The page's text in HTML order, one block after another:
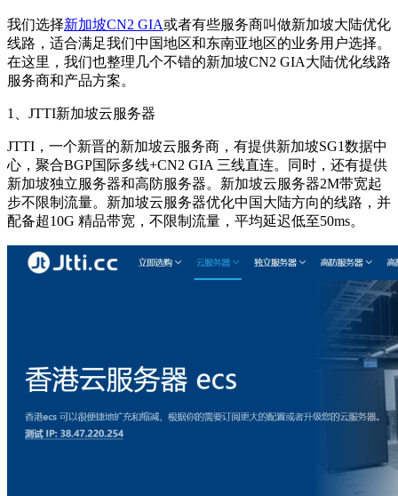
我们选择新加坡CN2 GIA或者有些服务商叫做新加坡大陆优化
线路，适合满足我们中国地区和东南亚地区的业务用户选择。
在这里，我们也整理几个不错的新加坡CN2 GIA大陆优化线路
服务商和产品方案。
1、JTTI新加坡云服务器
JTTI，一个新晋的新加坡云服务商，有提供新加坡SG1数据中
心，聚合BGP国际多线+CN2 GIA 三线直连。同时，还有提供
新加坡独立服务器和高防服务器。新加坡云服务器2M带宽起
步不限制流量。新加坡云服务器优化中国大陆方向的线路，并
配备超10G 精品带宽，不限制流量，平均延迟低至50ms。